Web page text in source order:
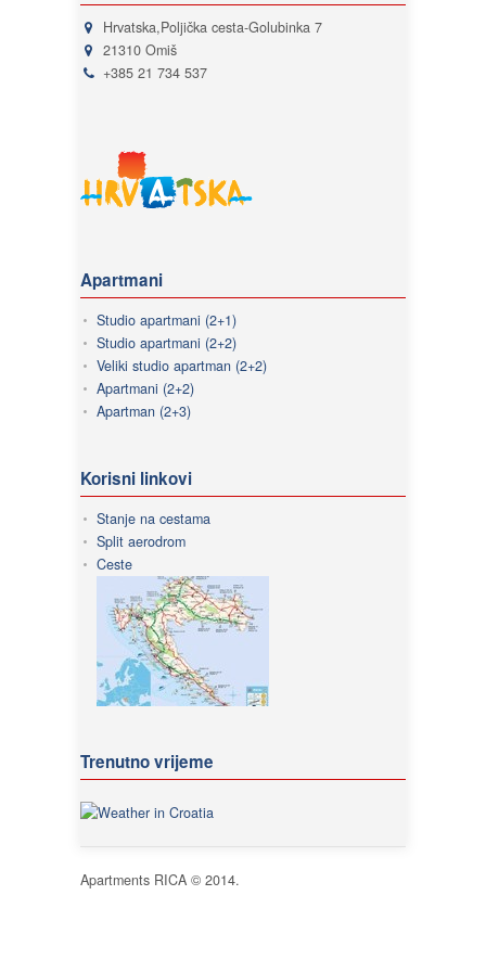
Hrvatska,Poljička cesta-Golubinka 7
21310 Omiš
+385 21 734 537
Apartmani
Studio apartmani (2+1)
Studio apartmani (2+2)
Veliki studio apartman (2+2)
Apartmani (2+2)
Apartman (2+3)
Korisni linkovi
Stanje na cestama
Split aerodrom
Ceste
Trenutno vrijeme
Apartments RICA © 2014.